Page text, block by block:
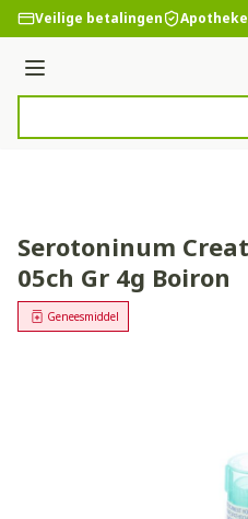
Ga naar de inhoud
Veilige betalingen
Menu
Serotoninum
05ch Gr 4g Boiron
Geneesmiddel